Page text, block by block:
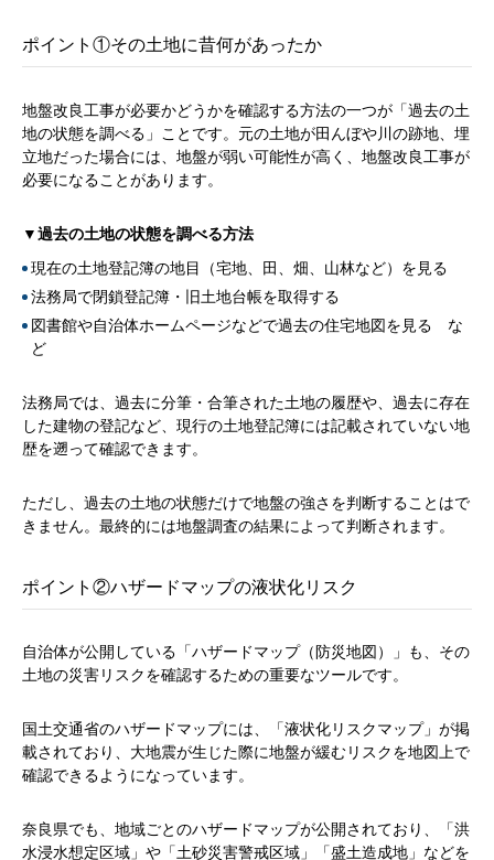
ポイント①その土地に昔何があったか
地盤改良工事が必要かどうかを確認する方法の一つが「過去の土
地の状態を調べる」ことです。元の土地が田んぼや川の跡地、埋
立地だった場合には、地盤が弱い可能性が高く、地盤改良工事が
必要になることがあります。
▼過去の土地の状態を調べる方法
現在の土地登記簿の地目（宅地、田、畑、山林など）を見る
法務局で閉鎖登記簿・旧土地台帳を取得する
図書館や自治体ホームページなどで過去の住宅地図を見る な
ど
法務局では、過去に分筆・合筆された土地の履歴や、過去に存在
した建物の登記など、現行の土地登記簿には記載されていない地
歴を遡って確認できます。
ただし、過去の土地の状態だけで地盤の強さを判断することはで
きません。最終的には地盤調査の結果によって判断されます。
ポイント②ハザードマップの液状化リスク
自治体が公開している「ハザードマップ（防災地図）」も、その
土地の災害リスクを確認するための重要なツールです。
国土交通省のハザードマップには、「液状化リスクマップ」が掲
載されており、大地震が生じた際に地盤が緩むリスクを地図上で
確認できるようになっています。
奈良県でも、地域ごとのハザードマップが公開されており、「洪
水浸水想定区域」や「土砂災害警戒区域」「盛土造成地」などを